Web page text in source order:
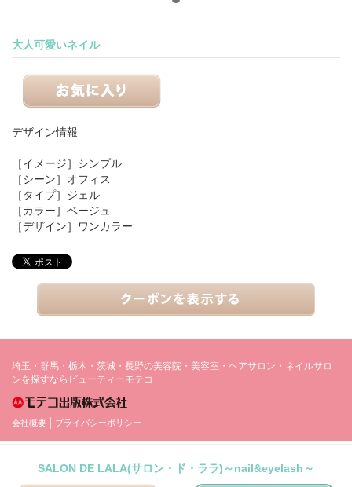
大人可愛いネイル
デザイン情報
［イメージ］ シンプル
［シーン］ オフィス
［タイプ］ ジェル
［カラー］ ベージュ
［デザイン］ ワンカラー
SALON DE LALA(サロン・ド・ララ)～nail&eyelash～
埼玉・群馬・栃木・茨城・長野の美容院・美容室・ヘアサロン・ネイルサロ
ンを探すならビューティーモテコ
会社概要 プライバシーポリシー